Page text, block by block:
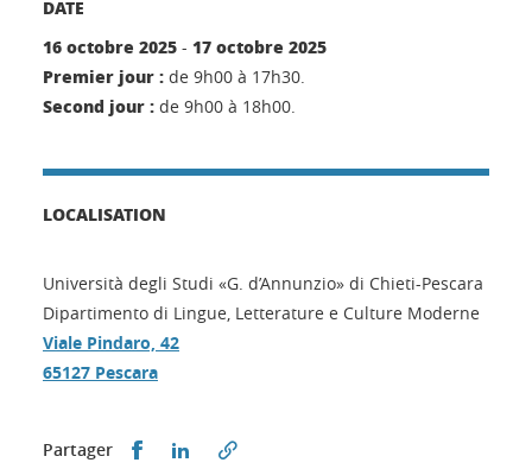
DATE
16 octobre 2025 - 17 octobre 2025
Premier jour : de 9h00 à 17h30.
Second jour : de 9h00 à 18h00.
LOCALISATION
Università degli Studi «G. d’Annunzio» di Chieti-Pescara
Dipartimento di Lingue, Letterature e Culture Moderne
Viale Pindaro, 42
65127 Pescara
Partager Partager sur Facebook
Partager sur LinkedIn